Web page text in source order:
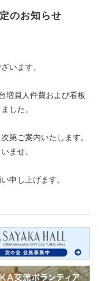
のお知らせ
います。
増員人件費および看板
した。
第ご案内いたします。
ませ。
申し上げます。